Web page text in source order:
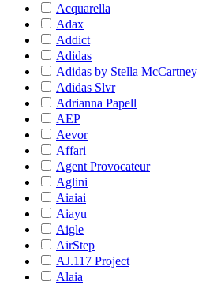
Acquarella
Adax
Addict
Adidas
Adidas by Stella McCartney
Adidas Slvr
Adrianna Papell
AEP
Aevor
Affari
Agent Provocateur
Aglini
Aiaiai
Aiayu
Aigle
AirStep
AJ.117 Project
Alaia